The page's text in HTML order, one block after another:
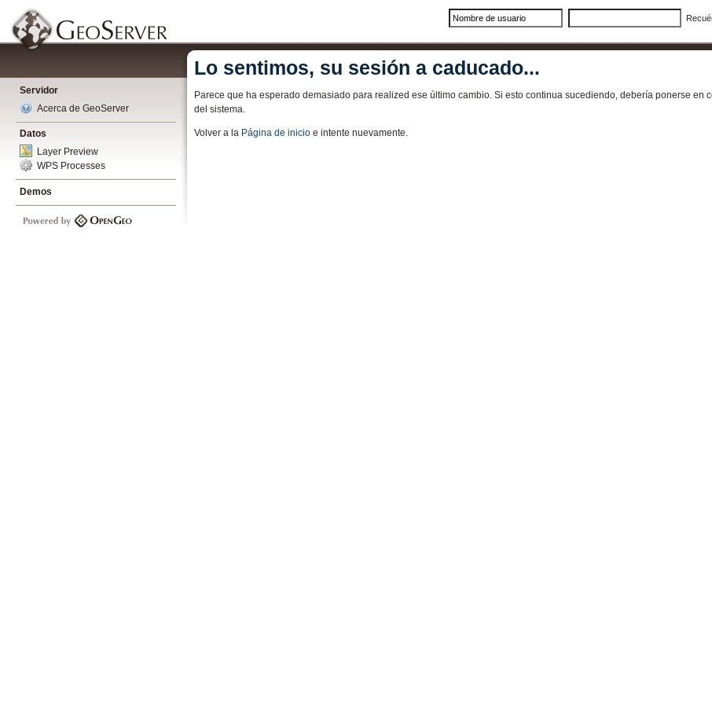
Servidor
Acerca de GeoServer
Datos
Layer Preview
WPS Processes
Demos
Lo sentimos, su sesión a caducado...
Parece que ha esperado demasiado para realized ese último cambio. Si esto continua sucediendo, debería ponerse en
del sistema.
Volver a la Página de inicio e intente nuevamente.